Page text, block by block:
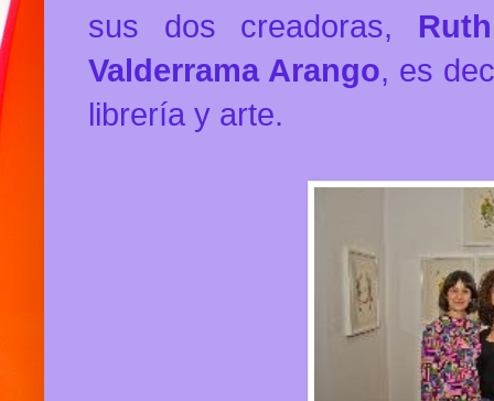
sus dos creadoras,
Valderrama Arango, es
librería y arte.